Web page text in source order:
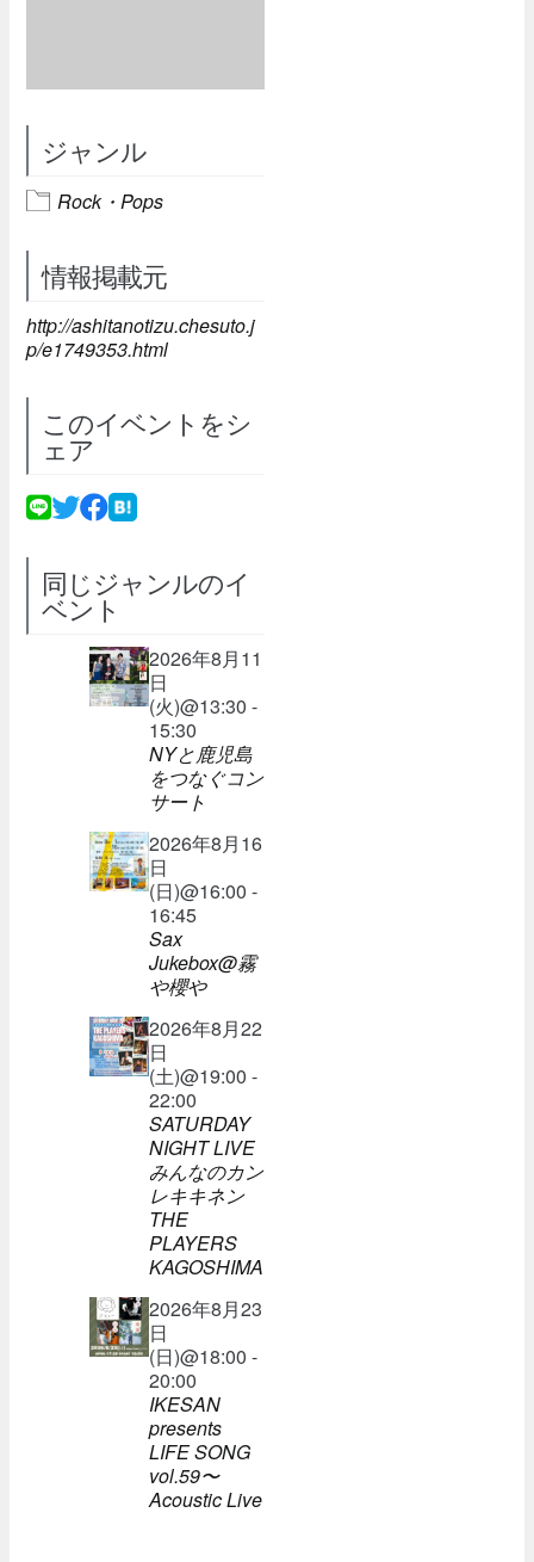
ジャンル
Rock・Pops
情報掲載元
http://ashitanotizu.chesuto.j
p/e1749353.html
このイベントをシ
ェア
同じジャンルのイ
ベント
2026年8月11
日
(火)@13:30 -
15:30
NYと鹿児島
をつなぐコン
サート
2026年8月16
日
(日)@16:00 -
16:45
Sax
Jukebox@霧
や櫻や
2026年8月22
日
(土)@19:00 -
22:00
SATURDAY
NIGHT LIVE
みんなのカン
レキキネン
THE
PLAYERS
KAGOSHIMA
2026年8月23
日
(日)@18:00 -
20:00
IKESAN
presents
LIFE SONG
vol.59〜
Acoustic Live